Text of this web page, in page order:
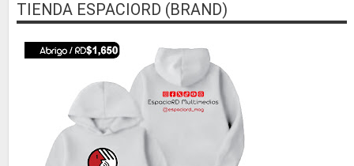
TIENDA ESPACIORD (BRAND)